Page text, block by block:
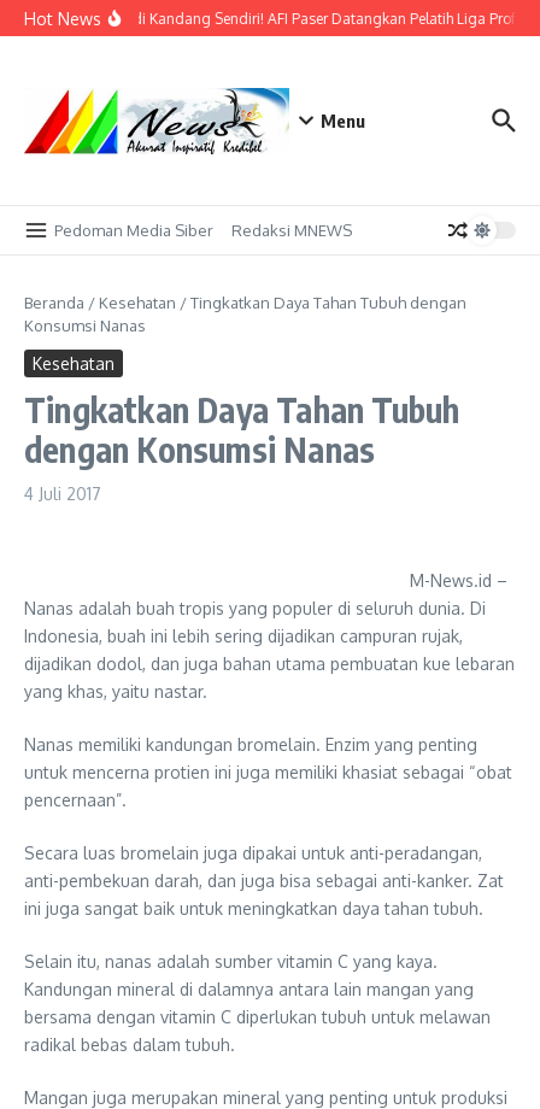
Lewati ke konten
Hot News
Bidik Emas di Kandang Sendiri! AFI Paser Datangkan Pelatih Liga
Menu
Pedoman Media Siber Redaksi MNEWS
Beranda / Kesehatan /Tingkatkan Daya Tahan Tubuh dengan
Konsumsi Nanas
Kesehatan
Tingkatkan Daya Tahan Tubuh
dengan Konsumsi Nanas
4 Juli 2017
M-News.id –
Nanas adalah buah tropis yang populer di seluruh dunia. Di
Indonesia, buah ini lebih sering dijadikan campuran rujak,
dijadikan dodol, dan juga bahan utama pembuatan kue lebaran
yang khas, yaitu nastar.
Nanas memiliki kandungan bromelain. Enzim yang penting
untuk mencerna protien ini juga memiliki khasiat sebagai “obat
pencernaan”.
Secara luas bromelain juga dipakai untuk anti-peradangan,
anti-pembekuan darah, dan juga bisa sebagai anti-kanker. Zat
ini juga sangat baik untuk meningkatkan daya tahan tubuh.
Selain itu, nanas adalah sumber vitamin C yang kaya.
Kandungan mineral di dalamnya antara lain mangan yang
bersama dengan vitamin C diperlukan tubuh untuk melawan
radikal bebas dalam tubuh.
Mangan juga merupakan mineral yang penting untuk produksi